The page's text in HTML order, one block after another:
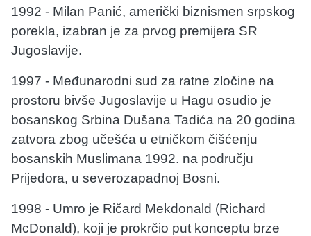
1992 - Milan Panić, američki biznismen srpskog
porekla, izabran je za prvog premijera SR
Jugoslavije.
1997 - Međunarodni sud za ratne zločine na
prostoru bivše Jugoslavije u Hagu osudio je
bosanskog Srbina Dušana Tadića na 20 godina
zatvora zbog učešća u etničkom čišćenju
bosanskih Muslimana 1992. na području
Prijedora, u severozapadnoj Bosni.
1998 - Umro je Ričard Mekdonald (Richard
McDonald), koji je prokrčio put konceptu brze